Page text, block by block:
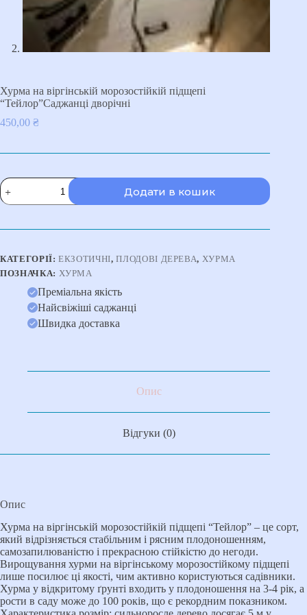
Хурма на віргінській морозостійкій підщепі
“Тейлор”Саджанці дворічні
450,00 ₴
Хурма
на
віргінській
підщепі
кількість
Додати в кошик
КАТЕГОРІЇ:ЕКЗОТИЧНІ,ПЛОДОВІ ДЕРЕВА, ХУРМА
ПОЗНАЧКА: ХУРМА
Преміальна якість
Найсвіжіші саджанці
Швидка доставка
Опис
Відгуки (0)
Опис
Хурма на віргінській морозостійкій підщепі “Тейлор” – це сорт,
який відрізняється стабільним і рясним плодоношенням,
самозапилюваністю і прекрасною стійкістю до негоди.
Вирощування хурми на віргінському морозостійкому підщепі
лише посилює ці якості, чим активно користуються садівники.
Хурма у відкритому ґрунті входить у плодоношення на 3-4 рік, а
рости в саду може до 100 років, що є рекордним показником.